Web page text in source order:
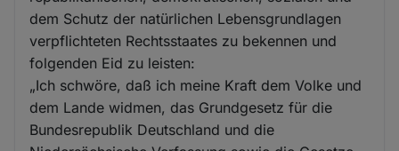
dem Schutz der natürlichen Lebensgrundlagen
verpflichteten Rechtsstaates zu bekennen und
folgenden Eid zu leisten:
„Ich schwöre, daß ich meine Kraft dem Volke und
dem Lande widmen, das Grundgesetz für die
Bundesrepublik Deutschland und die